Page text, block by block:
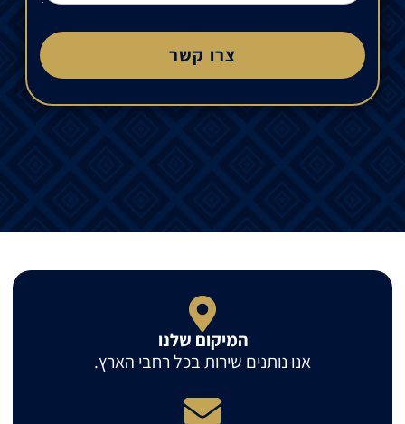
צרו קשר
המיקום שלנו
אנו נותנים שירות בכל רחבי הארץ.